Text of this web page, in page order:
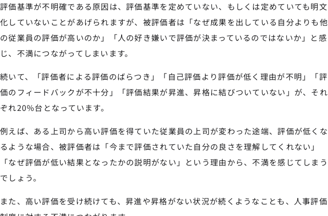
評価基準が不明確である原因は、評価基準を定めていない、もしくは定めていても明文
化していないことがあげられますが、被評価者は「なぜ成果を出している自分よりも他
の従業員の評価が高いのか」「人の好き嫌いで評価が決まっているのではないか」と感
じ、不満につながってしまいます。
続いて、「評価者による評価のばらつき」「自己評価より評価が低く理由が不明」「評
価のフィードバックが不十分」「評価結果が昇進、昇格に結びついていない」が、それ
ぞれ20%台となっています。
例えば、ある上司から高い評価を得ていた従業員の上司が変わった途端、評価が低くな
るような場合、被評価者は「今まで評価されていた自分の良さを理解してくれない」
「なぜ評価が低い結果となったかの説明がない」という理由から、不満を感じてしまう
でしょう。
また、高い評価を受け続けても、昇進や昇格がない状況が続くようなことも、人事評価